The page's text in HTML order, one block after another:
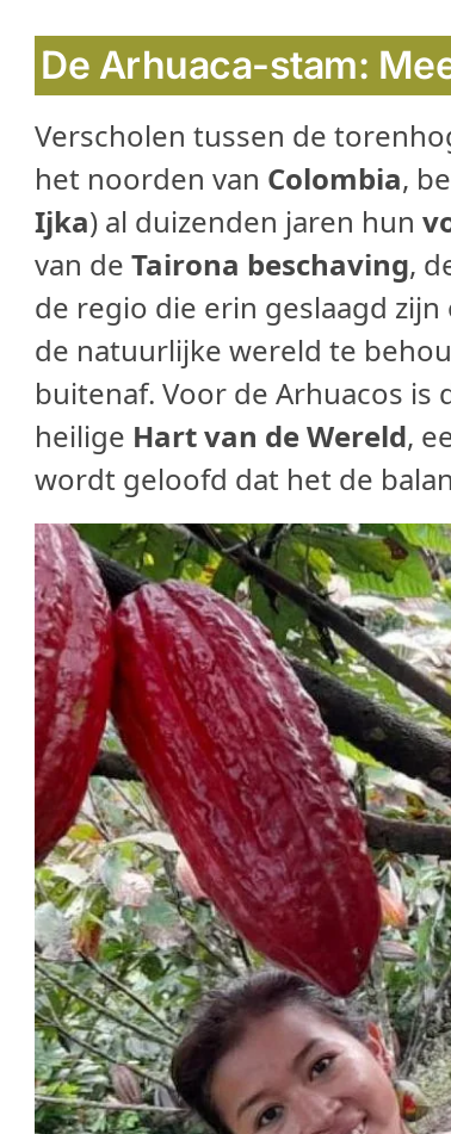
De Arhuaca-stam:
Verscholen tussen de
het noorden van Colombia,
Ijka) al duizenden jaren hun
van deTairona beschaving,
de regio die erin geslaagd
de natuurlijke wereld te
buitenaf. Voor de Arhuacos is
heilige Hart van de Wereld,
wordt geloofd dat het de